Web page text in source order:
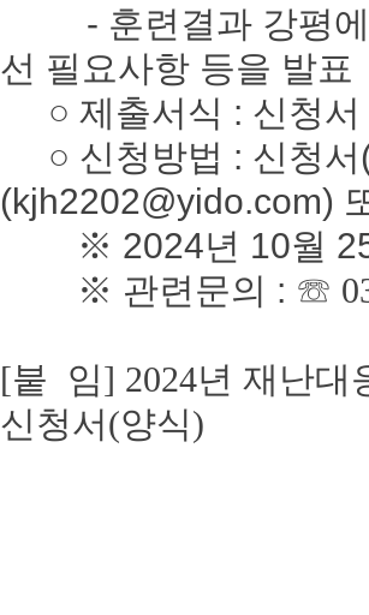
- 훈련결과 강평에
선 필요사항 등을 발표
○ 제출서식 : 신청서
○ 신청방법 : 신청서
(kjh2202@yido.com)
※ 2024년 10월 25
※ 관련문의 : ☏
[붙 임] 2024년 재난대
신청서(양식)